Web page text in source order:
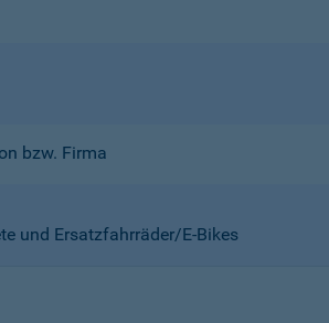
bzw. Firma
und Ersatzfahrräder/E-Bikes